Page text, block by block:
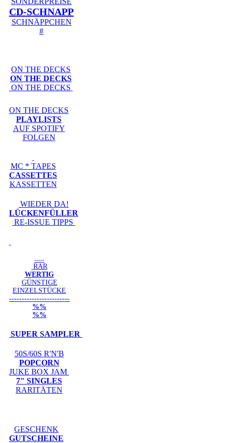
CD-SCHNAPP
SCHNÄPPCHEN
#
ON THE DECKS
ON THE DECKS
ON THE DECKS
ON THE DECKS
PLAYLISTS
AUF SPOTIFY
FOLGEN
MC * TAPES
CASSETTES
KASSETTEN
WIEDER DA!
LÜCKENFÜLLER
RE-ISSUE TIPPS
-----
RAR
WERTIG
GÜNSTIGE
EINZELSTÜCKE
------------------------
%%
%%
SUPER SAMPLER
50S/60S R'N'B
POPCORN
JUKE BOX JAM
7" SINGLES
RARITÄTEN
GESCHENK
GUTSCHEINE